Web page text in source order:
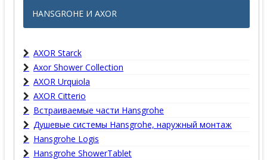
HANSGROHE И AXOR
AXOR Starck
Axor Shower Collection
AXOR Urquiola
AXOR Citterio
Встраиваемые части Hansgrohe
Душевые системы Hansgrohe, наружный монтаж
Hansgrohe Logis
Hansgrohe ShowerTablet